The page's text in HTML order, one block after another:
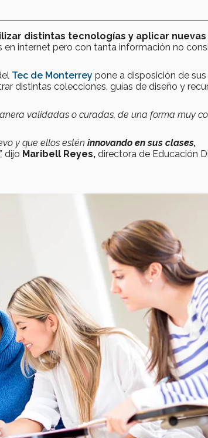
distintas tecnologías y aplicar nuevas
internet pero con tanta información no
Tec de Monterrey pone a disposición de sus
distintas colecciones, guías de diseño y
validadas o curadas, de una forma muy
y que ellos estén innovando en sus clases,
dijo Maribell Reyes, directora de Educación